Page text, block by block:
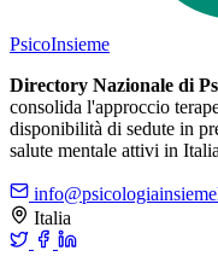
PsicoInsieme
Directory Nazionale di
consolida l'approccio
disponibilità di sedute in
salute mentale attivi in
Italia